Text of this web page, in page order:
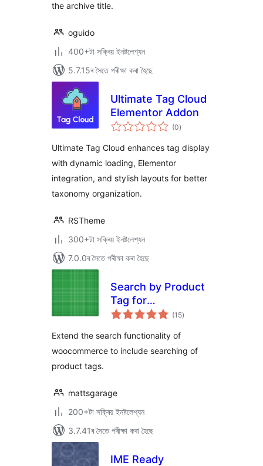
the archive title.
oguido
400+টা সক্ৰিয় ইনষ্টলেশ্যন
5.7.15ৰ সৈতে পৰীক্ষা কৰা হৈছে
Ultimate Tag Cloud
Elementor Addon
(0টা
মুঠ)
Ultimate Tag Cloud enhances tag display
with dynamic loading, Elementor
integration, and stylish layouts for better
taxonomy organization.
RSTheme
300+টা সক্ৰিয় ইনষ্টলেশ্যন
7.0.0ৰ সৈতে পৰীক্ষা কৰা হৈছে
Search by Product
Tag for
Woocommerce
(15টা
মুঠ)
Extend the search functionality of
woocommerce to include searching of
product tags.
mattsgarage
200+টা সক্ৰিয় ইনষ্টলেশ্যন
3.7.41ৰ সৈতে পৰীক্ষা কৰা হৈছে
IME Ready